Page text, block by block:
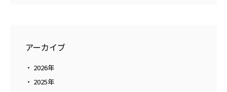
アーカイブ
2026年
2025年